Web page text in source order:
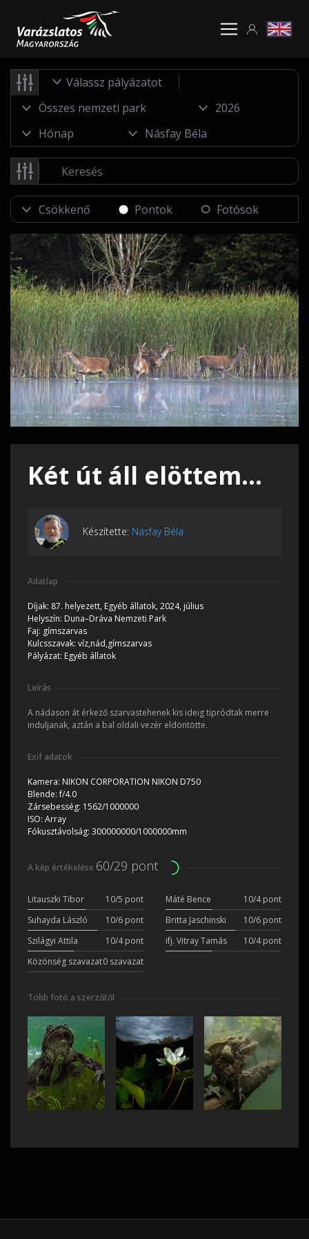
Válassz pályázatot
Pontok Fotósok
Két út áll elöttem...
Készítette: Násfay Béla
Adatlap
Díjak: 87. helyezett, Egyéb állatok, 2024, július
Helyszín: Duna–Dráva Nemzeti Park
Faj: gímszarvas
Kulcsszavak: víz,nád,gímszarvas
Pályázat: Egyéb állatok
Leírás
A nádason át érkező szarvastehenek kis ideig tipródtak merre
induljanak, aztán a bal oldali vezér eldöntötte.
Exif adatok
Kamera: NIKON CORPORATION NIKON D750
Blende:f/4.0
Zársebesség: 1562/1000000
ISO: Array
Fókusztávolság: 300000000/1000000mm
A kép értékelése 60/29 pont
Litauszki Tibor 10/5 pont Máté Bence
10/4 pont
Suhayda László
10/6 pont Britta Jaschinski
10/6 pont
Szilágyi Attila
10/4 pont ifj. Vitray Tamás
10/4 pont
Közönség szavazat0 szavazat
Több fotó a szerzőtől